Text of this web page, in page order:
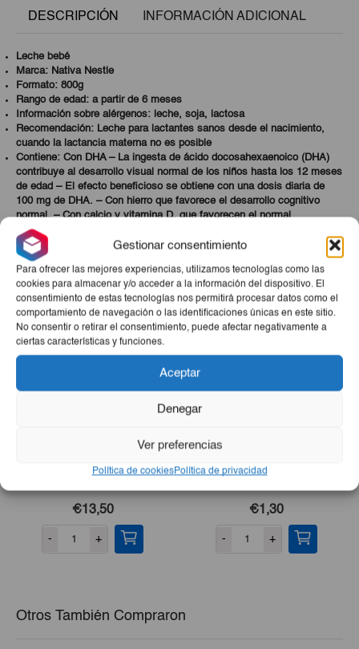
Gestionar consentimiento
Para ofrecer las mejores experiencias, utilizamos tecnologías como las
cookies para almacenar y/o acceder a la información del dispositivo. El
consentimiento de estas tecnologías nos permitirá procesar datos como el
comportamiento de navegación o las identificaciones únicas en este sitio.
No consentir o retirar el consentimiento, puede afectar negativamente a
ciertas características y funciones.
Aceptar
Denegar
Ver preferencias
Política de cookiesPolítica de privacidad
DESCRIPCIÓN INFORMACIÓN ADICIONAL
Leche bebé
Marca: Nativa Nestle
Formato: 800g
Rango de edad: a partir de 6 meses
Información sobre alérgenos: leche, soja, lactosa
Recomendación: Leche para lactantes sanos desde el nacimiento,
cuando la lactancia materna no es posible
Contiene: Con DHA – La ingesta de ácido docosahexaenoico (DHA)
contribuye al desarrollo visual normal de los niños hasta los 12 meses
de edad – El efecto beneficioso se obtiene con una dosis diaria de
100 mg de DHA. – Con hierro que favorece el desarrollo cognitivo
normal. –Con calcio y vitamina D, que favorecen el normal
crecimiento de los huesos. –
Productos Relacionados
Pescado De Mar Pargo 5lb
€13,50
- +
Remolacha Rallada Montey
€1,30
- +
Otros También Compraron